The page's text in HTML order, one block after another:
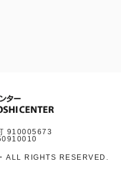
910005673
ALL RIGHTS RESERVED.